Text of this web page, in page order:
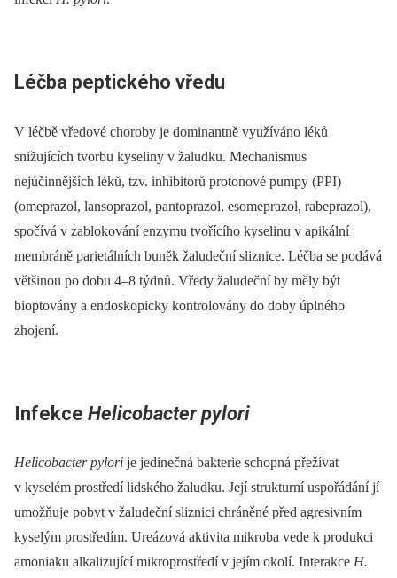
Léčba peptického vředu
V léčbě vředové choroby je dominantně využíváno léků
snižujících tvorbu kyseliny v žaludku. Mechanismus
nejúčinnějších léků, tzv. inhibitorů protonové pumpy (PPI)
(omeprazol, lansoprazol, pantoprazol, esomeprazol, rabeprazol),
spočívá v zablokování enzymu tvořícího kyselinu v apikální
membráně parietálních buněk žaludeční sliznice. Léčba se podává
většinou po dobu 4–8 týdnů. Vředy žaludeční by měly být
bioptovány a endoskopicky kontrolovány do doby úplného
zhojení.
Infekce Helicobacter pylori
Helicobacter pylori je jedinečná bakterie schopná přežívat
v kyselém prostředí lidského žaludku. Její strukturní uspořádání jí
umožňuje pobyt v žaludeční sliznici chráněné před agresivním
kyselým prostředím. Ureázová aktivita mikroba vede k produkci
amoniaku alkalizující mikroprostředí v jejím okolí. Interakce H.